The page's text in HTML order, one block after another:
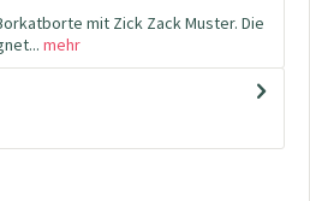
mit Zick Zack Muster. Die
mehr